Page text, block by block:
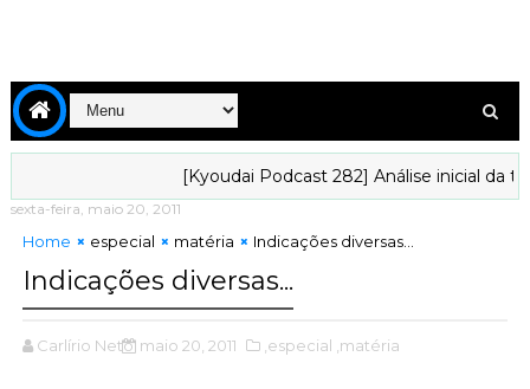
[Kyoudai Podcast 282] Análise inicial da
sexta-feira, maio 20, 2011
Home especial matéria Indicações diversas...
Indicações diversas...
Carlírio Neto maio 20, 2011 ,especial ,matéria